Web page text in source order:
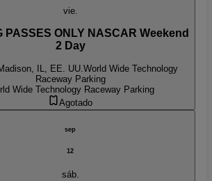
vie.
PASSES ONLY NASCAR Weekend
2 Day
IL, EE. UU. World Wide Technology
Raceway Parking
Wide Technology Raceway Parking
Agotado
sep
12
sáb.